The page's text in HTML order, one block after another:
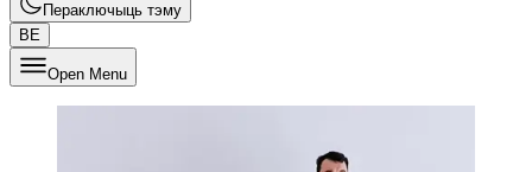
Пераключыць тэму
BE
Open Menu